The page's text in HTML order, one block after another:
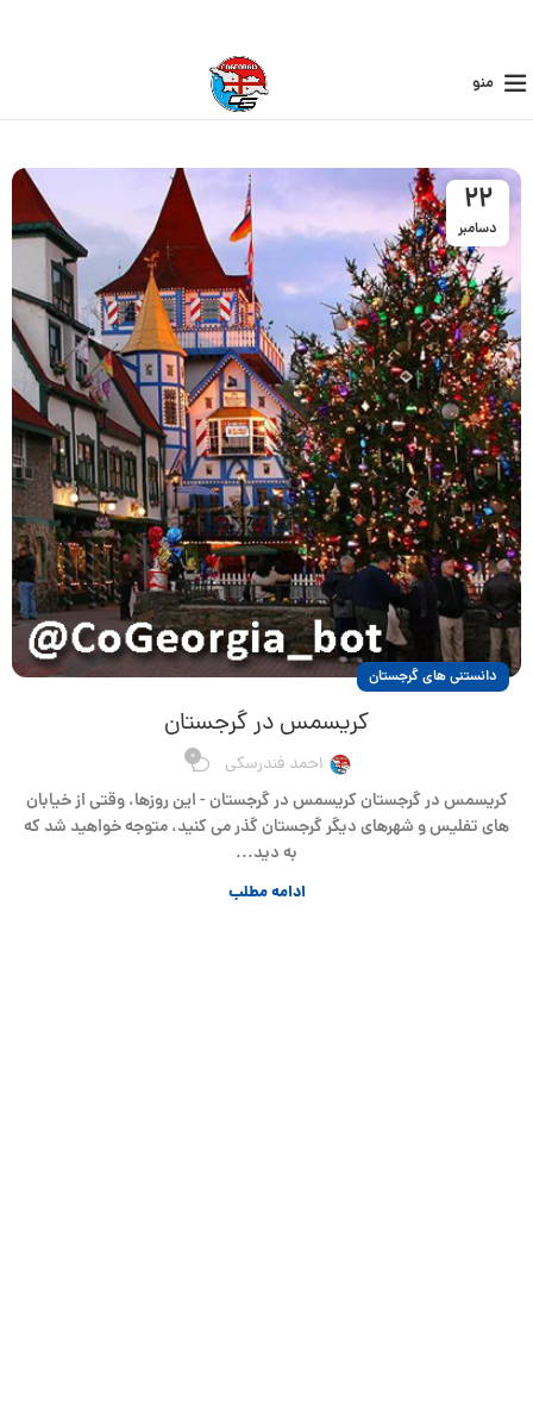
منو
22
دسامبر
دانستنی های گرجستان
کریسمس در گرجستان
احمد فندرسکی 0
کریسمس در گرجستان کریسمس در گرجستان - این روزها، وقتی از خیابان
های تفلیس و شهرهای دیگر گرجستان گذر می کنید، متوجه خواهید شد که
به دید...
ادامه مطلب